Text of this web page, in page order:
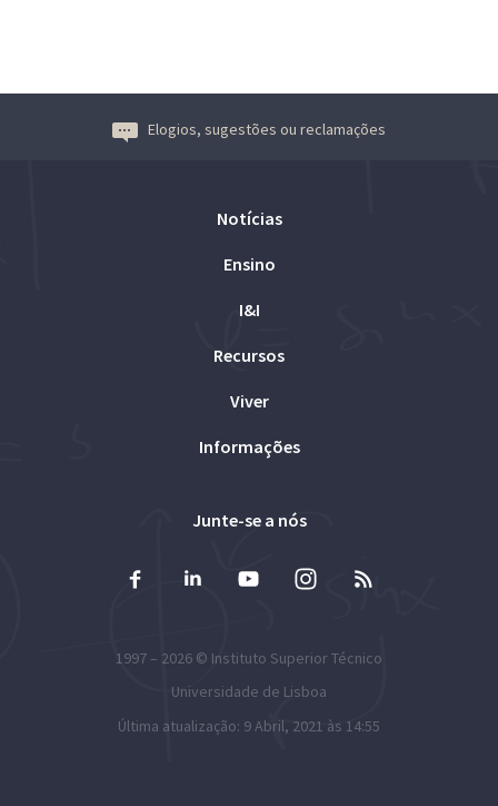
Elogios, sugestões ou reclamações
Notícias
Ensino
I&I
Recursos
Viver
Informações
Junte-se a nós
1997 – 2026 © Instituto Superior Técnico
Universidade de Lisboa
Última atualização: 9 Abril, 2021 às 14:55